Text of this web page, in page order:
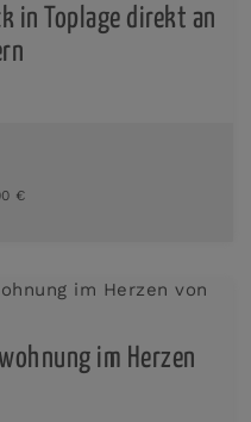
in Toplage direkt an
€
im Herzen